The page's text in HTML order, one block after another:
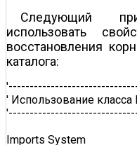
Следующий
использовать
восстановления
каталога:
' Использование класса
Imports System